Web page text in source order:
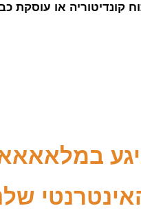
קונדיטוריה או עוסקת